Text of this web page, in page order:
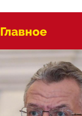
Главное